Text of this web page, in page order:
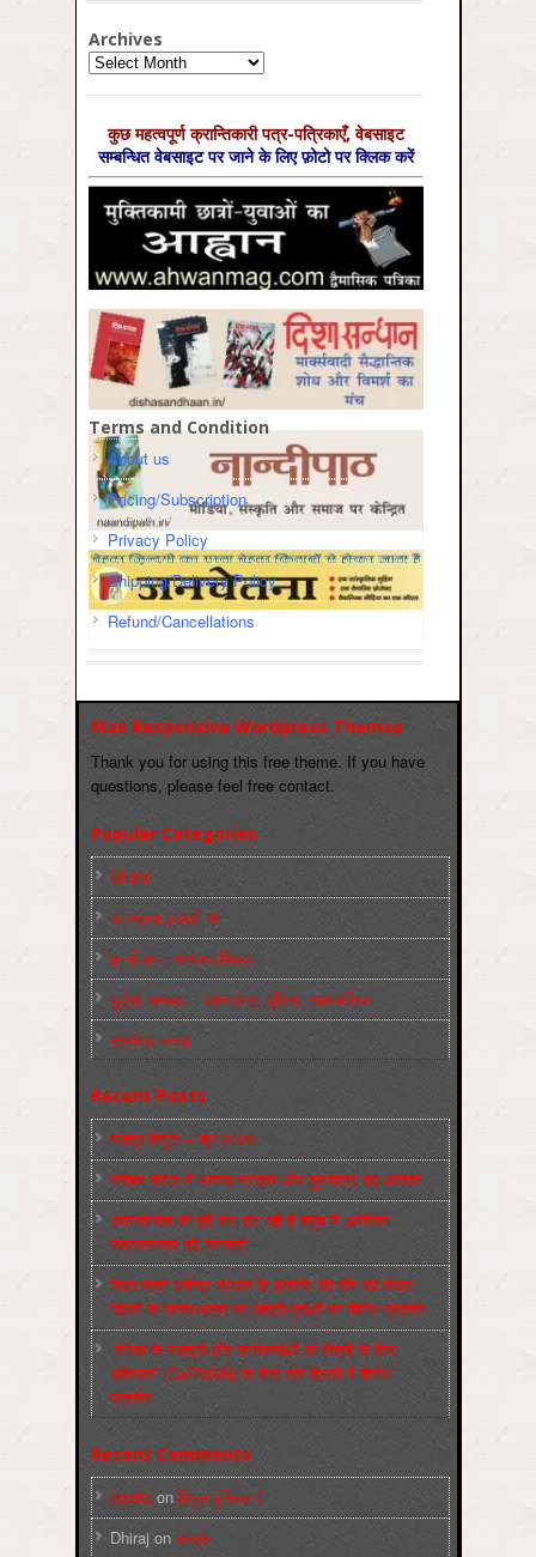
Archives
Archives
कुछ महत्‍वपूर्ण क्रान्तिकारी पत्र-पत्रिकाएँ, वेबसाइट
सम्‍बन्धित वेबसाइट पर जाने के लिए फ़ोटो पर क्लिक करें
Terms and Condition
About us
Pricing/Subscription
Privacy Policy
Shipping/Delivery Policy
Refund/Cancellations
Max Responsive Wordpress Themse
Thank you for using this free theme. If you have
questions, please feel free contact.
Popular Categories
Slider
कारख़ाना इलाक़ों से
फ़ासीवाद / साम्‍प्रदायिकता
बुर्जुआ जनवाद – दमन तंत्र, पुलिस, न्‍यायपालिका
संघर्षरत जनता
Recent Posts
मज़दूर बिगुल – जून 2026
पश्चिम बंगाल में भाजपा सरकार और बुलडोज़र का आतंक!
अमानवीयता की हदें पार कर रही है क्यूबा में अमेरिकी
साम्राज्यवाद की घेराबन्दी
शिक्षा मंत्री धर्मेन्द्र प्रधान के इस्तीफ़े की माँग को लेकर
दिल्ली के जन्तर-मन्तर पर छात्रों-युवाओं का विरोध प्रदर्शन
‘नोएडा के मज़दूरों और कार्यकर्ताओं की रिहाई के लिए
अभियान’ (CaRWAN) के बैनर तले दिल्ली में विरोध
प्रदर्शन
Recent Comments
sneha on बिगुल पुस्तिकाएँ
Dhiraj on सम्पर्क